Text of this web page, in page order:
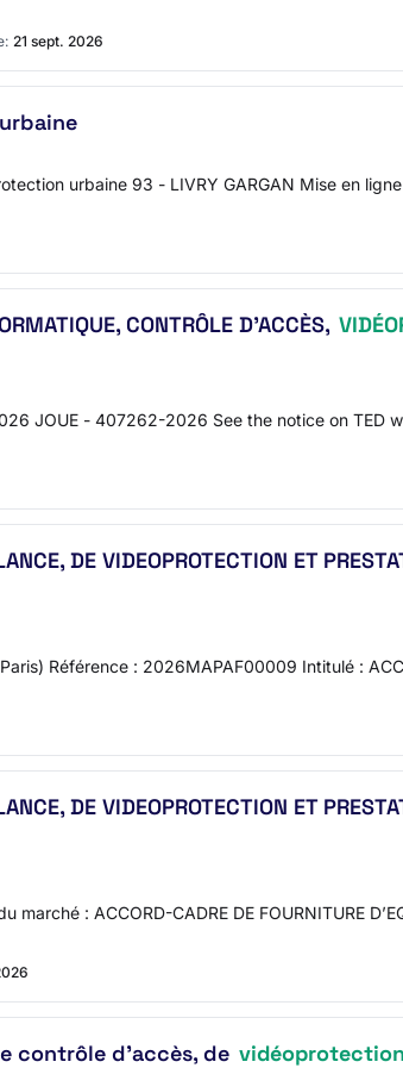
21 sept. 2026
urbaine
urbaine 93 - LIVRY GARGAN Mise en
CONTRÔLE D’ACCÈS,
JOUE - 407262-2026 See the notice on
DE VIDEOPROTECTION ET
Référence : 2026MAPAF00009 Intitulé :
DE VIDEOPROTECTION ET
: ACCORD-CADRE DE FOURNITURE
contrôle d'accès, de vidéoprotection